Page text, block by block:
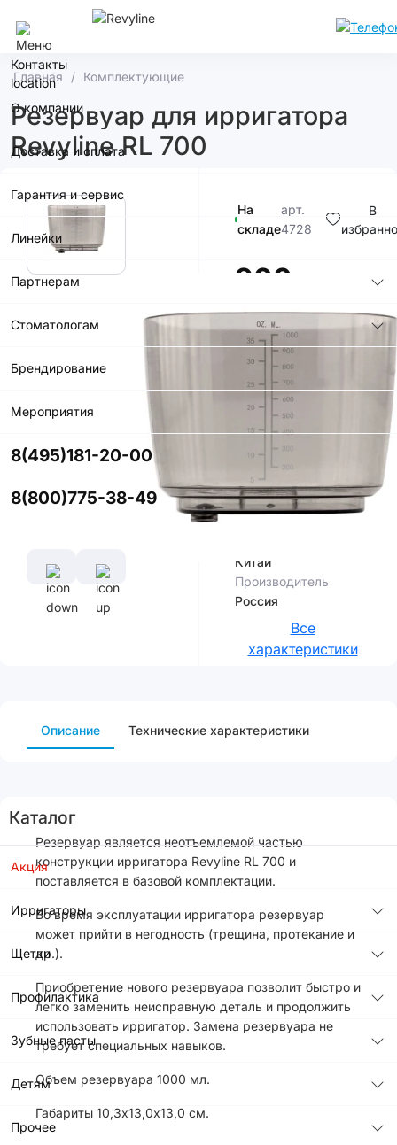
Контакты
О компании
Доставка и оплата
Гарантия и сервис
Линейки
Партнерам
Стоматологам
Брендирование
Мероприятия
8(495)181-20-00
8(800)775-38-49
Каталог
Акция
Ирригаторы
Щетки
Профилактика
Зубные пасты
Детям
Прочее
Главная Комплектующие
Резервуар для ирригатора
Revyline RL 700
На
складе
арт.
4728
В
900р.
В корзину
Купить в
приложении
со скидкой
Характеристики
Китай
Производитель
Россия
Все
характеристики
Описание Технические характеристики
Резервуар является неотъемлемой частью
конструкции ирригатора Revyline RL 700 и
поставляется в базовой комплектации.
Во время эксплуатации ирригатора резервуар
может прийти в негодность (трещина, протекание и
др.).
Приобретение нового резервуара позволит быстро и
легко заменить неисправную деталь и продолжить
использовать ирригатор. Замена резервуара не
требует специальных навыков.
Объем резервуара 1000 мл.
Габариты 10,3х13,0х13,0 см.